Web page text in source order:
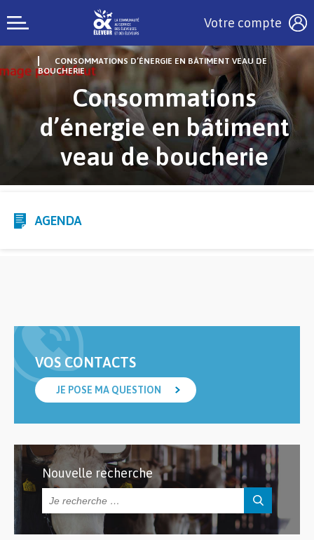
Votre compte
CONSOMMATIONS D’ÉNERGIE EN BÂTIMENT VEAU DE
BOUCHERIE
Consommations
d’énergie en bâtiment
veau de boucherie
AGENDA
VOS CONTACTS
JE POSE MA QUESTION
Nouvelle recherche